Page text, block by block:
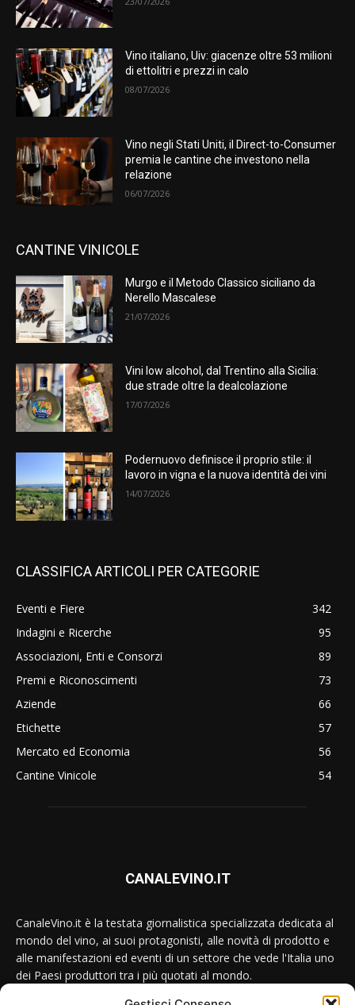
Vino italiano, Uiv: giacenze oltre 53 milioni
di ettolitri e prezzi in calo
08/07/2026
Vino negli Stati Uniti, il Direct-to-Consumer
premia le cantine che investono nella
relazione
06/07/2026
CANTINE VINICOLE
Murgo e il Metodo Classico siciliano da
Nerello Mascalese
21/07/2026
Vini low alcohol, dal Trentino alla Sicilia:
due strade oltre la dealcolazione
17/07/2026
Podernuovo definisce il proprio stile: il
lavoro in vigna e la nuova identità dei vini
14/07/2026
CLASSIFICA ARTICOLI PER CATEGORIE
Eventi e Fiere
342
Indagini e Ricerche
95
Associazioni, Enti e Consorzi
89
Premi e Riconoscimenti
73
Aziende
66
Etichette
57
Mercato ed Economia
56
Cantine Vinicole
54
CANALEVINO.IT
CanaleVino.it è la testata giornalistica specializzata dedicata al
mondo del vino, ai suoi protagonisti, alle novità di prodotto e
alle manifestazioni ed eventi di un settore che vede l'Italia uno
dei Paesi produttori tra i più quotati al mondo.